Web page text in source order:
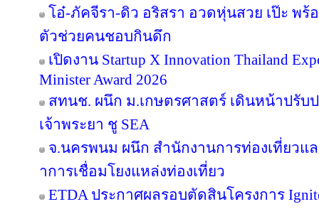
โอ๋-ภัคจีรา-ดิว อริสรา อวดหุ่นสวย เป๊ะ พร้
ตัวช่วยคนชอบกินดึก
เปิดงาน Startup X Innovation Thailand
Minister Award 2026
สทนช. ผนึก ม.เกษตรศาสตร์ เดินหน้าปรั
เจ้าพระยา ชู SEA
จ.นครพนม ผนึก สำนักงานการท่องเที่ยวแ
าการเชื่อมโยงแหล่งท่องเที่ยว
ETDA ประกาศผลรอบตัดสินโครงการ